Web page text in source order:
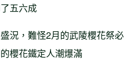
五六成
況，難怪2月的武陵櫻花祭必
櫻花鐵定人潮爆滿